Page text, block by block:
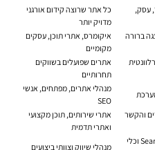
עסק,
כל אתר שרוצה קידום אורגני
מדויק יותר
ברורה
איקומרס, אתרי תוכן, עסקים
מקומיים
אתרים שפועלים בשווקים
תחרותיים
מנהלי אתרים, מפתחים, אנשי
SEO
והקשר
אתרי שירותים, תוכן מקצועי
ואתרי תדמית
מאפשר בדיקה דרך Search Console וכלי
מנהלי שיווק וצוותי ביצועים